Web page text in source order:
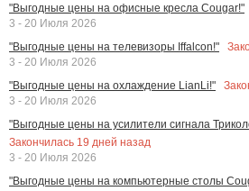
"Выгодные цены на офисные кресла Cougar!"
3 - 20 Июля 2026
"Выгодные цены на телевизоры Iffalcon!"
3 - 20 Июля 2026
"Выгодные цены на охлаждение LianLi!"
3 - 20 Июля 2026
"Выгодные цены на усилители сигнала
Закончилась 19 дней назад
3 - 20 Июля 2026
"Выгодные цены на компьютерные столы